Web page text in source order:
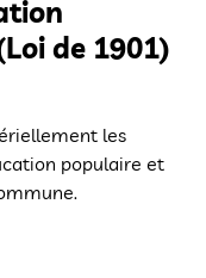
de 1901)
les
populaire et